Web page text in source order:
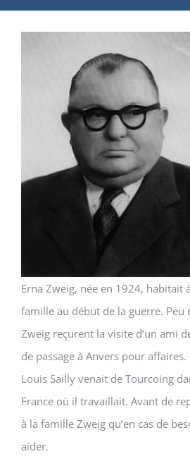
Erna Zweig, née en 1924, habitait
famille au début de la guerre. Peu
Zweig reçurent la visite d’un ami
de passage à Anvers pour
Louis Sailly venait de Tourcoing
France où il travaillait. Avant de
à la famille Zweig qu’en cas de
aider.